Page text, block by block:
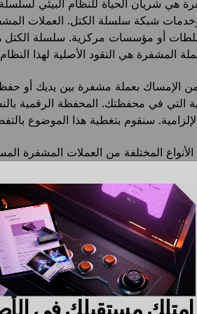
هي شريان الحياة للنظام البيئي
شبكة سلسلة الكتل. العملات
أو مؤسسات مركزية. سلسلة الكتل
المشفرة هي النقود الأصلية لهذا
الإمساك بعملة مشفرة بين يديك أو
التي في محفظتك. المحفظة الرقمية
سنقوم بتغطية هذا الموضوع
المختلفة من العملات المشفرة
المشفرة والنقود
سؤالاً أخيراً – ما الفارق بين العملة
الإلزامية)؟
المشفرة والنقود الإلزامية في بعض
السلع والخدمات. كلاً من العملات
امتلك مستقبلك في